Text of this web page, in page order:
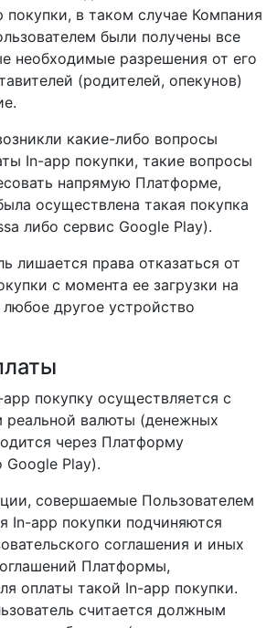
в таком случае Компания
были получены все
необходимые разрешения от его
(родителей, опекунов)
какие-либо вопросы
In-app покупки, такие вопросы
напрямую Платформе,
осуществлена такая покупка
либо сервис Google Play).
лишается права отказаться от
с момента ее загрузки на
другое устройство
app покупку осуществляется с
реальной валюты (денежных
через Платформу
Google Play).
совершаемые Пользователем
In-app покупки подчиняются
соглашения и иных
Платформы,
оплаты такой In-app покупки.
считается должным